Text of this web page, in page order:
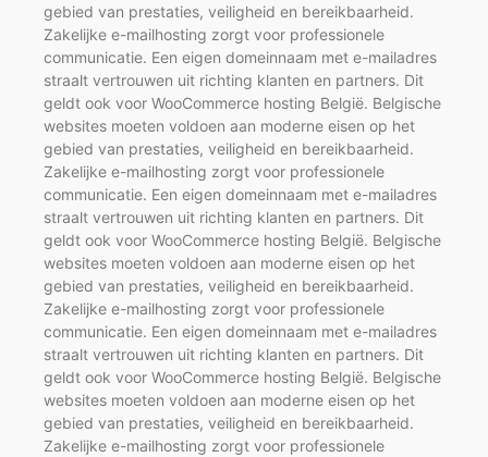
gebied van prestaties, veiligheid en bereikbaarheid.
Zakelijke e-mailhosting zorgt voor professionele
communicatie. Een eigen domeinnaam met e-mailadres
straalt vertrouwen uit richting klanten en partners. Dit
geldt ook voor WooCommerce hosting België. Belgische
websites moeten voldoen aan moderne eisen op het
gebied van prestaties, veiligheid en bereikbaarheid.
Zakelijke e-mailhosting zorgt voor professionele
communicatie. Een eigen domeinnaam met e-mailadres
straalt vertrouwen uit richting klanten en partners. Dit
geldt ook voor WooCommerce hosting België. Belgische
websites moeten voldoen aan moderne eisen op het
gebied van prestaties, veiligheid en bereikbaarheid.
Zakelijke e-mailhosting zorgt voor professionele
communicatie. Een eigen domeinnaam met e-mailadres
straalt vertrouwen uit richting klanten en partners. Dit
geldt ook voor WooCommerce hosting België. Belgische
websites moeten voldoen aan moderne eisen op het
gebied van prestaties, veiligheid en bereikbaarheid.
Zakelijke e-mailhosting zorgt voor professionele